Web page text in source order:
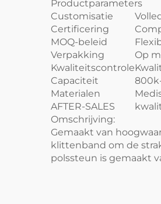
Productparameters
Customisatie
Certificering
MOQ-beleid
Verpakking
Op
Kwaliteitscontrole
Capaciteit
Materialen
AFTER-SALES
Omschrijving:
Gemaakt van
klittenband om de
polssteun is gemaakt